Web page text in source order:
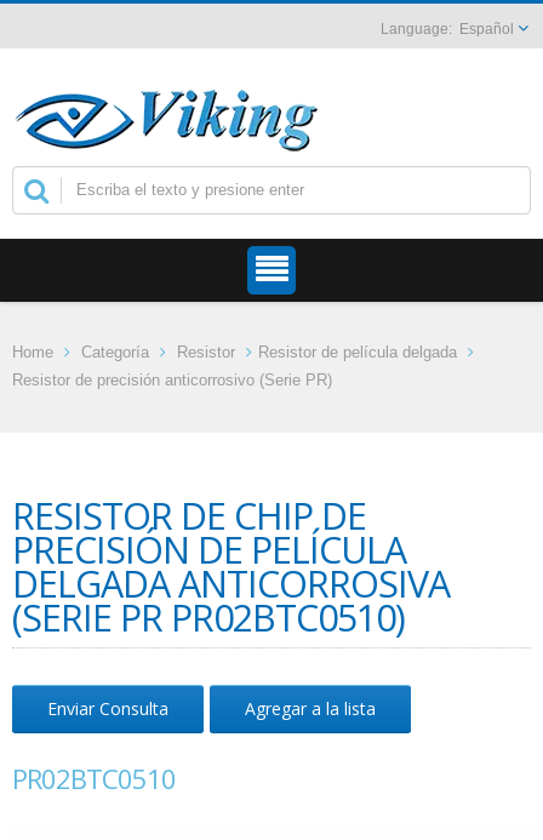
Español
Home Categoría Resistor
Resistor de película delgada
Resistor de precisión anticorrosivo (Serie PR)
RESISTOR DE CHIP DE
PRECISIÓN DE PELÍCULA
DELGADA ANTICORROSIVA
(SERIE PR PR02BTC0510)
Enviar Consulta Agregar a la lista
PR02BTC0510